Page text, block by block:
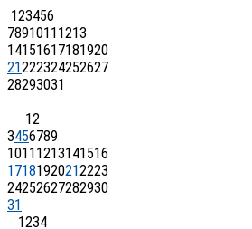
123456
78910111213
14151617181920
21222324252627
28293031
12
3456789
10111213141516
17181920212223
24252627282930
31
1234